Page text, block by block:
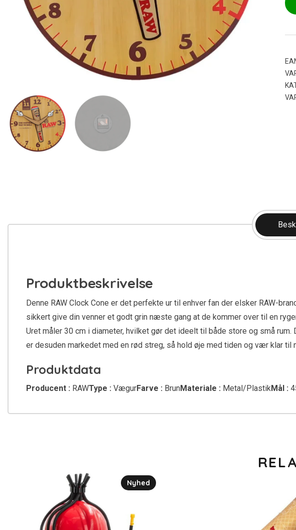
Produktbeskrivelse
Denne RAW Clock Cone er det perfekte ur til enhver fan der elsker RAW-
sikkert give din venner et godt grin næste gang at de kommer over til en
Uret måler 30 cm i diameter, hvilket gør det ideelt til både store og små
er desuden markedet med en rød streg, så hold øje med tiden og vær klar til
Produktdata
Producent : RAWType : VægurFarve : BrunMateriale : Metal/PlastikMål :
Nyhed